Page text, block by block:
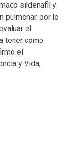
sildenafil y
pulmonar, por lo
el
tener como
el
y Vida,